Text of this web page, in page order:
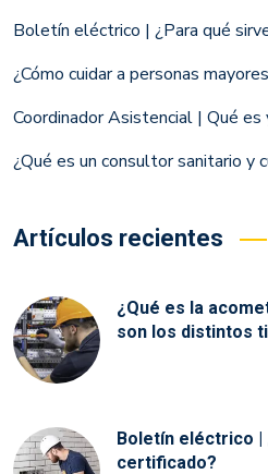
Boletín eléctrico | ¿Para qué
¿Cómo cuidar a personas
Coordinador Asistencial | Qué es
¿Qué es un consultor sanitario y
Artículos recientes
¿Qué es la
son los distintos
Boletín eléctrico |
certificado?